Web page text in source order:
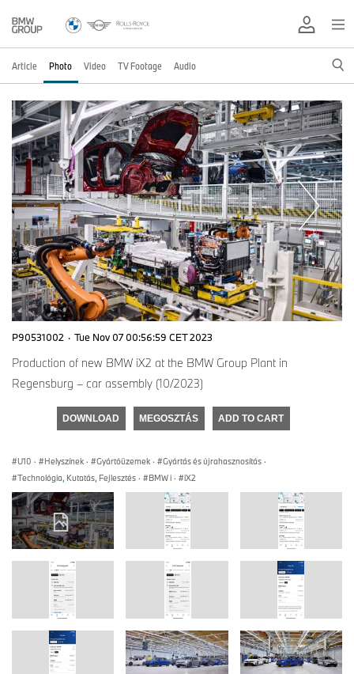
Article Photo Video TV Footage Audio
P90531002 · Tue Nov 07 00:56:59 CET 2023
Production of new BMW iX2 at the BMW Group Plant in
Regensburg – car assembly (10/2023)
DOWNLOAD MEGOSZTÁS ADD TO CART
U10 · Helyszínek · Gyártóüzemek · Gyártás és újrahasznosítás ·
Technológia, Kutatás, Fejlesztés · BMW i · iX2